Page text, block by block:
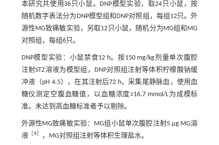
本研究共使用36只小鼠。DNP模型实验，取24只小鼠，按
随机数字表法分为DNP模型组和DNP对照组，每组12只。外
源性MG致痛敏实验，另取12只小鼠，随机分为MG组和MG
对照组，每组6只。
DNP模型实验：小鼠禁食12 h。按150 mg/kg剂量单次腹腔
注射STZ溶液为模型组，DNP对照组注射等体积柠檬酸钠缓
冲液（pH 4.5），在其注射后72 h，采集尾静脉血，使用血
糖仪测定空腹血糖值，以血糖浓度≥16.7 mmol/L为成模标
准。未达到高血糖标准者予以剔除。
外源性MG致痛敏实验：MG组小鼠单次腹腔注射5 µg MG溶
液［9］ ，MG对照组注射等体积生理盐水。